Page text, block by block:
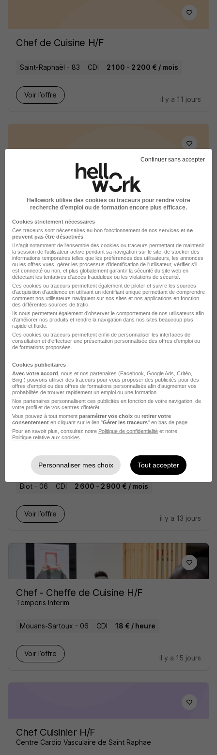
Chef de Cuisine H/F
Saint-Raphaël - 83 CDI 2 100 - 2 200 € / mois
Voir l’offre
il y a 11 jours
Commis de Cuisine H/F
Cannes - 06 CDI
Voir l’offre
Chef de Cuisine H/F
COMPASS GROUP
Saint-Raphaël - 83
Voir l’offre
il y a 14 jours
Chef Cuisinier H/F
Elysee Restauration
Biot - 06 CDI 2 600 - 2 900 € / mois
Voir l’offre
il y a 13 jours
Chef - Cheffe de Cuisine H/F
Temporis Interim
Mouans-Sartoux - 06 CDI 18 € / heure
Voir l’offre
il y a 15 jours
Chef Cuisinier H/F
Centre Cardio Vasculaire de Saint Raphae
Continuer sans accepter
Hellowork utilise des cookies ou traceurs pour rendre votre
recherche d’emploi ou de formation encore plus efficace.
Cookies strictement nécessaires
Ces traceurs sont nécessaires au bon fonctionnement de nos services et ne
peuvent pas être désactivés
Il s'agit notamment de l'ensemble des cookies ou traceurs permettant de maintenir
la session de l'utilisateur active pendant sa navigation sur le site, de stocker des
informations temporaires telles que les préférences des utilisateurs, les annonces
ou les offres vues, gérer les processus d'identification de l'utilisateur, vérifier s'il
est connecté ou non, et plus globalement garantir la sécurité du site web en
détectant les tentatives d'accès frauduleux ou les violations de sécurité.
Ces cookies ou traceurs permettent également de piloter et suivre les sources
d'acquisition d'audience en utilisant un identifiant unique permettant de comprendre
comment nos utilisateurs naviguent sur nos sites et nos applications en fonction
des différentes sources de trafic.
Ils nous permettent également d’observer le comportement de nos utilisateurs afin
d'améliorer nos produits et rendre la navigation dans nos sites beaucoup plus
rapide et fluide.
Ces cookies ou traceurs permettent enfin de personnaliser les interfaces de
consultation et d'effectuer une présentation personnalisée des offres d'emploi ou
de formations proposées.
Cookies publicitaires
Avec votre accord , nous et nos partenaires (Facebook, Google Ads , Critéo,
Bing,) pouvons utiliser des traceurs pour vous proposer des publicités pour des
offres d’emploi ou des offres de formations personnalisés afin d’augmenter vos
probabilités de trouver rapidement un emploi ou une formation.
Nos partenaires personnalisent ces publicités en fonction de votre navigation, de
votre profil et de vos centres d’intérêt.
Vous pouvez à tout moment paramétrer vos choix ou retirer votre
consentement en cliquant sur le lien "Gérer les traceurs" en bas de page.
Pour en savoir plus, consultez notre Politique de confidentialité et notre
Politique relative aux cookies
Personnaliser mes choix Tout accepter